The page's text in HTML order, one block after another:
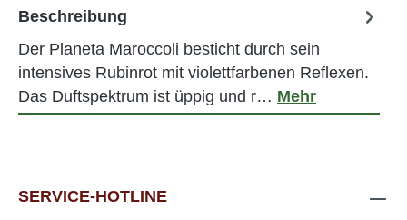
Beschreibung
Der Planeta Maroccoli besticht durch sein
intensives Rubinrot mit violettfarbenen Reflexen.
Das Duftspektrum ist üppig und r… Mehr
SERVICE-HOTLINE